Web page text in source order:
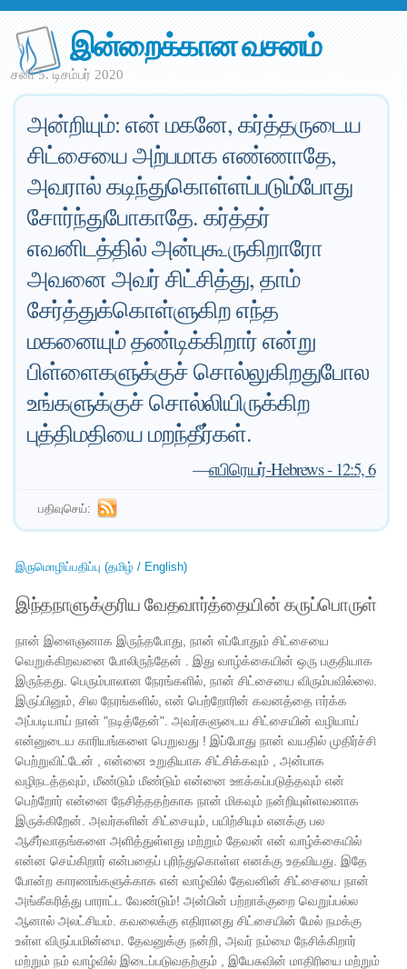
இன்றைக்கான வசனம்
சனி 5. டிசம்பர் 2020
அன்றியும்: என் மகனே, கர்த்தருடைய
சிட்சையை அற்பமாக எண்ணாதே,
அவரால் கடிந்துகொள்ளப்படும்போது
சோர்ந்துபோகாதே. கர்த்தர்
எவனிடத்தில் அன்புகூருகிறாரோ
அவனை அவர் சிட்சித்து, தாம்
சேர்த்துக்கொள்ளுகிற எந்த
மகனையும் தண்டிக்கிறார் என்று
பிள்ளைகளுக்குச் சொல்லுகிறதுபோல
உங்களுக்குச் சொல்லியிருக்கிற
புத்திமதியை மறந்தீர்கள்.
—எபிரெயர்-Hebrews - 12:5, 6
பதிவுசெய்:
இருமொழிப்பதிப்பு (தமிழ் / English)
இந்தநாளுக்குரிய வேதவார்த்தையின் கருப்பொருள்
நான் இளைஞனாக இருந்தபோது, ​​நான் எப்போதும் சிட்சையை
வெறுக்கிறவனை போலிருந்தேன் . இது வாழ்க்கையின் ஒரு பகுதியாக
இருந்தது. பெரும்பாலான நேரங்களில், நான் சிட்சையை விரும்பவில்லை.
இருப்பினும், சில நேரங்களில், என் பெற்றோரின் கவனத்தை ஈர்க்க
அப்படியாய் நான் "நடித்தேன்". அவர்களுடைய சிட்சையின் வழியாய்
என்னுடைய காரியங்களை பெறுவது ! இப்போது நான் வயதில் முதிர்ச்சி
பெற்றுவிட்டேன் , என்னை உறுதியாக சிட்சிக்கவும் , அன்பாக
வழிநடத்தவும், மீண்டும் மீண்டும் என்னை ஊக்கப்படுத்தவும் என்
பெற்றோர் என்னை நேசித்ததற்காக நான் மிகவும் நன்றியுள்ளவனாக
இருக்கிறேன். அவர்களின் சிட்சையும், பயிற்சியும் எனக்கு பல
ஆசீர்வாதங்களை அளித்துள்ளது மற்றும் தேவன் என் வாழ்க்கையில்
என்ன செய்கிறார் என்பதைப் புரிந்துகொள்ள எனக்கு உதவியது. இதே
போன்ற காரணங்களுக்காக என் வாழ்வில் தேவனின் சிட்சையை நான்
அங்கீகரித்து பாராட்ட வேண்டும்! அன்பின் பற்றாக்குறை வெறுப்பல்ல
ஆனால் அலட்சியம். கவலைக்கு எதிரானது சிட்சையின் மேல் நமக்கு
உள்ள விருப்பமின்மை. தேவனுக்கு நன்றி, அவர் நம்மை நேசிக்கிறார்
மற்றும் நம் வாழ்வில் இடைப்படுவதற்கும் , இயேசுவின் மாதிரியை மற்றும்